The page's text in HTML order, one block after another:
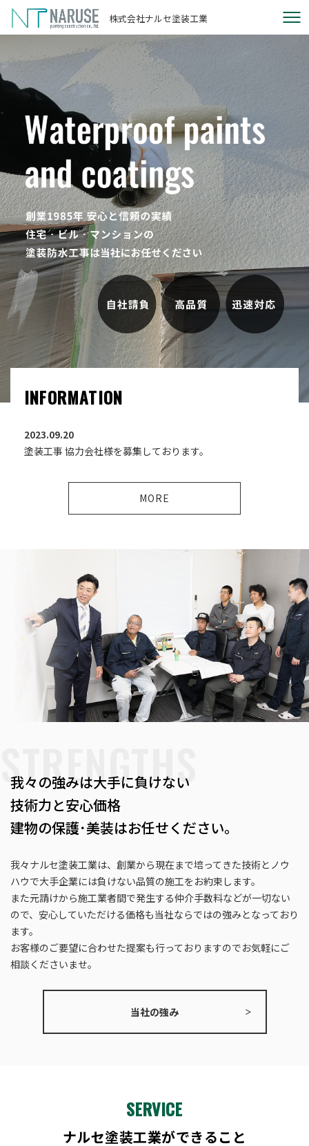
株式会社ナルセ塗装工業
INFORMATION
MORE
2023.09.20
塗装工事 協力会社様を募集しております。
STRENGTHS
我々の強みは大手に負けない
技術力と安心価格
建物の保護･美装はお任せください。
我々ナルセ塗装工業は、創業から現在まで培ってきた技術とノウ
ハウで​​​​​​​大手企業には負けない品質の施工をお約束します。
また元請けから施工業者間で発生する仲介手数料などが一切ない
ので、 ​​​​​​​安心していただける価格も当社ならではの強みとなっており
ます。
お客様のご要望に合わせた提案も行っておりますので​​​​​​​お気軽にご
相談くださいませ。
当社の強み
SERVICE
ナルセ塗装工業ができること